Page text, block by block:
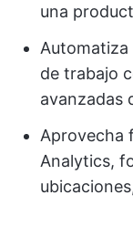
una
Automatiza
de trabajo
avanzadas
Aprovecha
Analytics,